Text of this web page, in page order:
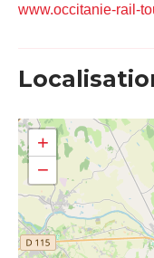
www.occitanie-rail-
+
−